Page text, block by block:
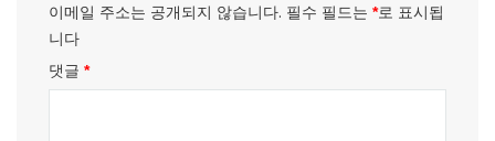
이메일 주소는 공개되지 않습니다. 필수 필드는*로 표시됩
니다
댓글*